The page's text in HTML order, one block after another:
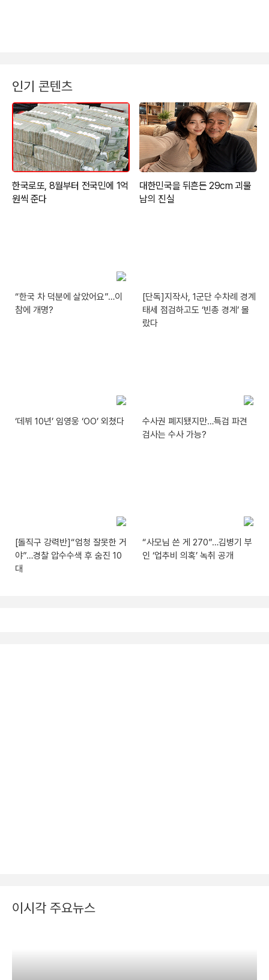
인기 콘텐츠
“한국 차 덕분에 살았어요”…이
참에 개명?
[단독]지작사, 1군단 수차례 경계
태세 점검하고도 ‘빈총 경계’ 몰
랐다
‘데뷔 10년’ 임영웅 ‘OO’ 외쳤다
수사권 폐지됐지만…특검 파견
검사는 수사 가능?
[돌직구 강력반]“엄청 잘못한 거
야”…경찰 압수수색 후 숨진 10
대
“사모님 쓴 게 270”…김병기 부
인 ‘업추비 의혹’ 녹취 공개
이시각 주요뉴스